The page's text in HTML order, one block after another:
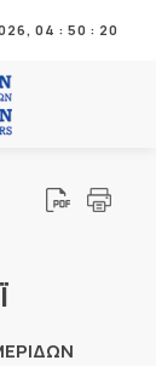
04 : 50 : 20